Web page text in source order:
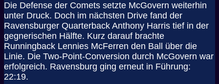
Die Defense der Comets setzte McGovern weiterhin
unter Druck. Doch im nächsten Drive fand der
Ravensburger Quarterback Anthony Harris tief in der
gegnerischen Hälfte. Kurz darauf brachte
Runningback Lennies McFerren den Ball über die
Linie. Die Two-Point-Conversion durch McGovern war
erfolgreich. Ravensburg ging erneut in Führung:
22:19.